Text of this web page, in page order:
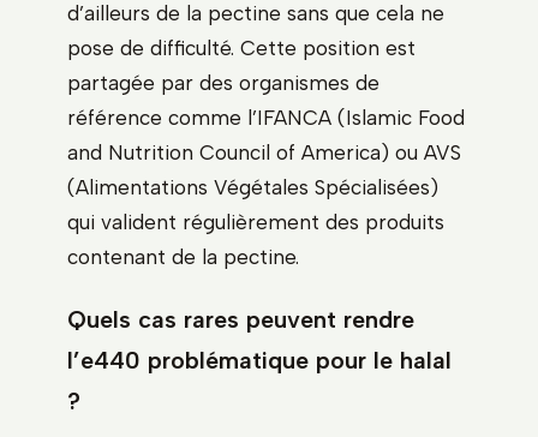
d’ailleurs de la pectine sans que cela ne
pose de difficulté. Cette position est
partagée par des organismes de
référence comme l’IFANCA (Islamic Food
and Nutrition Council of America) ou AVS
(Alimentations Végétales Spécialisées)
qui valident régulièrement des produits
contenant de la pectine.
Quels cas rares peuvent rendre
l’e440 problématique pour le halal
?